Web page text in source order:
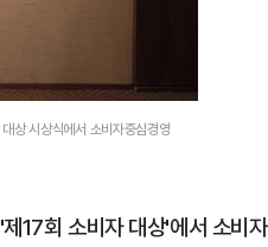
상 시상식에서 소비자중심경영
17회 소비자 대상'에서 소비자